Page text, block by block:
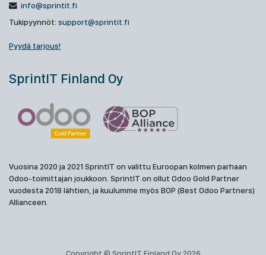
info@sprintit.fi
Tukipyynnöt: support@sprintit.fi
Pyydä tarjous!
SprintIT Finland Oy
Vuosina 2020 ja 2021 SprintIT on valittu Euroopan kolmen parhaan
Odoo-toimittajan joukkoon. SprintIT on ollut Odoo Gold Partner
vuodesta 2018 lähtien, ja kuulumme myös BOP (Best Odoo Partners)
Allianceen.
Copyright © SprintIT Finland Oy 2026